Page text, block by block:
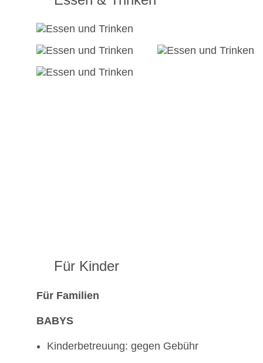
Für Kinder
Für Familien
BABYS
Kinderbetreuung: gegen Gebühr